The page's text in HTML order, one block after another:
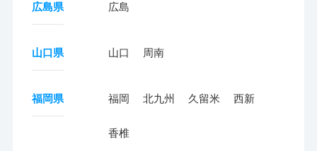
広島県 広島
山口県 山口 周南
福岡県 福岡 北九州 久留米 西新
香椎